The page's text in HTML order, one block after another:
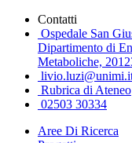
Contatti
Ospedale San
Dipartimento di
Metaboliche,
Rubrica di Ateneo
02503 30334
Aree Di Ricerca